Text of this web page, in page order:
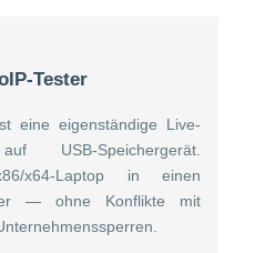
Tester
eine eigenständige Live-
USB-Speichergerät.
x64-Laptop in einen
— ohne Konflikte mit